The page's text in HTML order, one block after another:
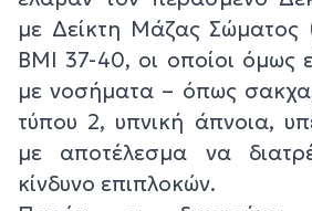
με Δείκτη Μάζας
BMI 37-40, οι οποίοι όμως
με νοσήματα – όπως
τύπου 2, υπνική άπνοια,
με αποτέλεσμα να
κίνδυνο επιπλοκών.